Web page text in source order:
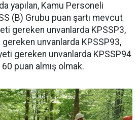
yapılan, Kamu Personeli
(B) Grubu puan şartı mevcut
gereken unvanlarda KPSSP3,
unvanlarda KPSSP93,
gereken unvanlarda KPSSP94
puan almış olmak.